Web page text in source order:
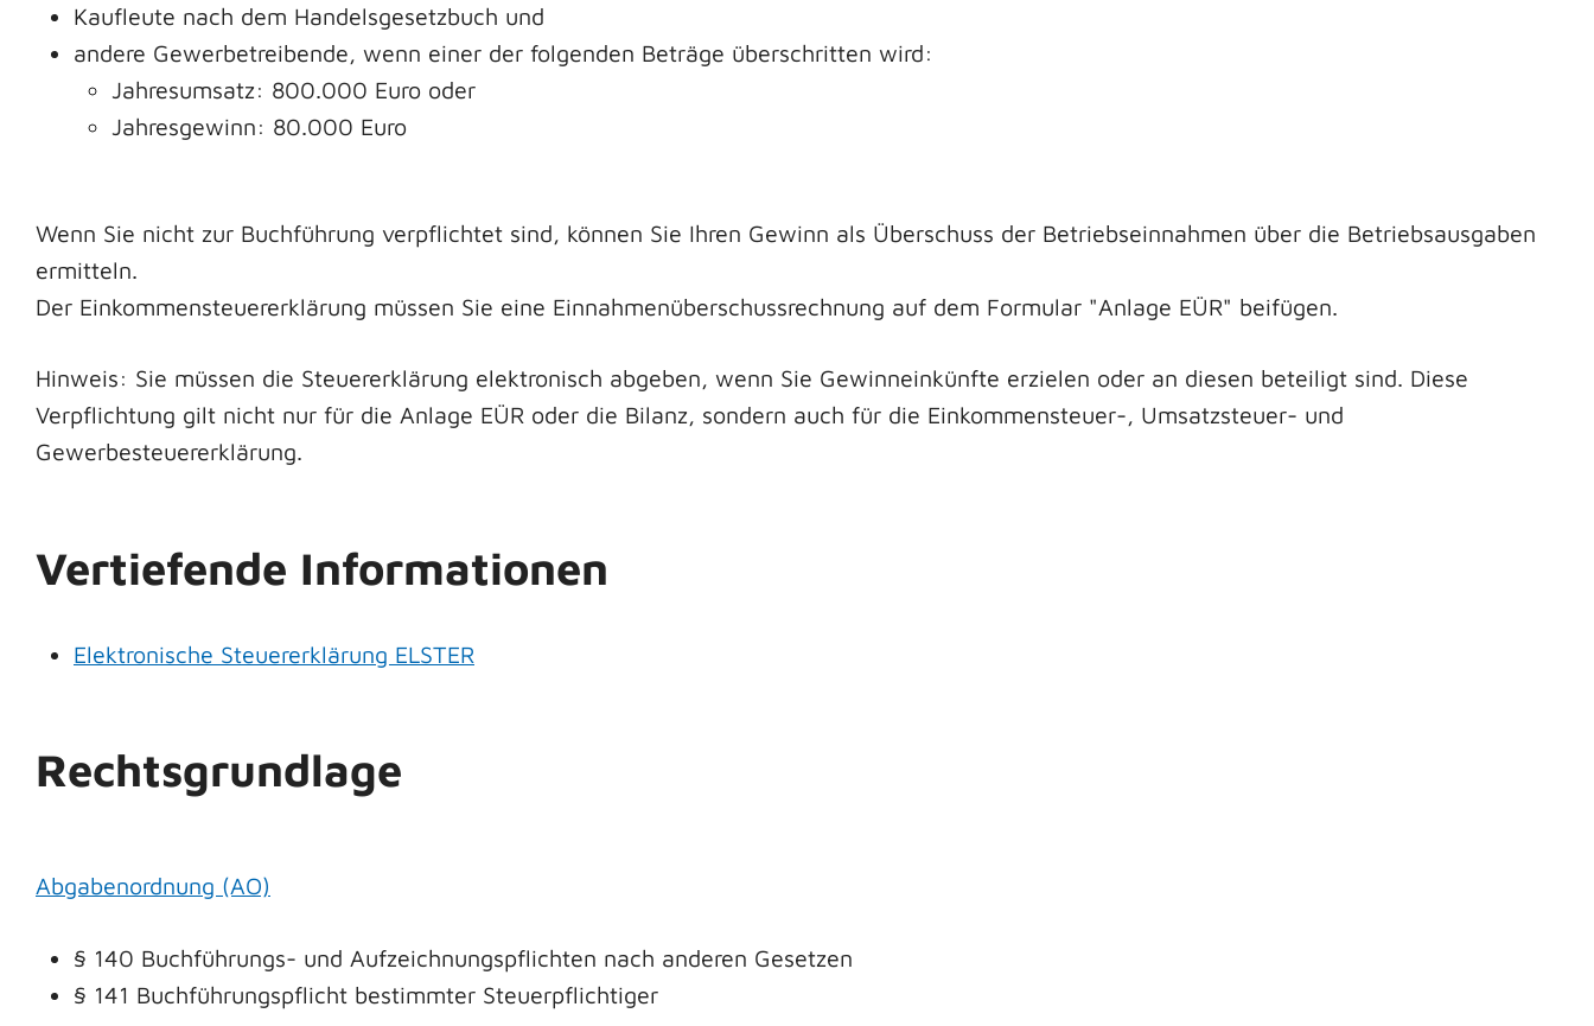
Kaufleute nach dem Handelsgesetzbuch und
andere Gewerbetreibende, wenn einer der folgenden Beträge überschritten wird:
Jahresumsatz: 800.000 Euro oder
Jahresgewinn: 80.000 Euro
Wenn Sie nicht zur Buchführung verpflichtet sind, können Sie Ihren Gewinn als Überschuss der Betriebseinnahmen über die Betriebsausgaben
ermitteln.
Der Einkommensteuererklärung müssen Sie eine Einnahmenüberschussrechnung auf dem Formular "Anlage EÜR" beifügen.
Hinweis: Sie müssen die Steuererklärung elektronisch abgeben, wenn Sie Gewinneinkünfte erzielen oder an diesen beteiligt sind. Diese
Verpflichtung gilt nicht nur für die Anlage EÜR oder die Bilanz, sondern auch für die Einkommensteuer-, Umsatzsteuer- und
Gewerbesteuererklärung.
Vertiefende Informationen
Elektronische Steuererklärung ELSTER
Rechtsgrundlage
Abgabenordnung (AO)
§ 140 Buchführungs- und Aufzeichnungspflichten nach anderen Gesetzen
§ 141 Buchführungspflicht bestimmter Steuerpflichtiger